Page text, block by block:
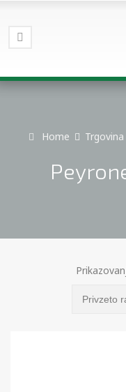
Home Trgovina